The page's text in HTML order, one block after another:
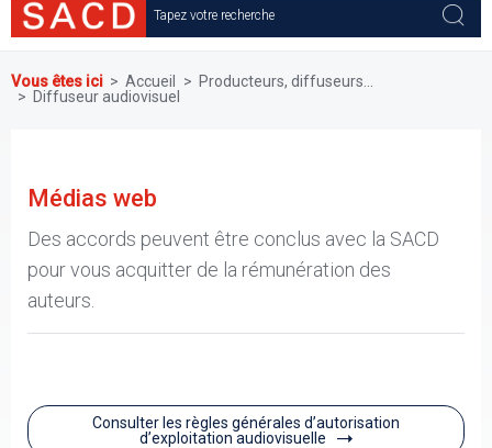
Vous êtes ici Accueil
Producteurs, diffuseurs...
Diffuseur audiovisuel
Médias web
Des accords peuvent être conclus avec la SACD
pour vous acquitter de la rémunération des
auteurs.
Consulter les règles générales d’autorisation
d’exploitation audiovisuelle